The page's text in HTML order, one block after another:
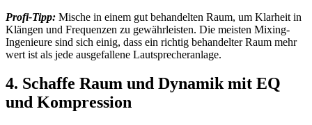
Profi-Tipp: Mische in einem gut behandelten Raum, um Klarheit in
Klängen und Frequenzen zu gewährleisten. Die meisten Mixing-
Ingenieure sind sich einig, dass ein richtig behandelter Raum mehr
wert ist als jede ausgefallene Lautsprecheranlage.
4. Schaffe Raum und Dynamik mit EQ
und Kompression